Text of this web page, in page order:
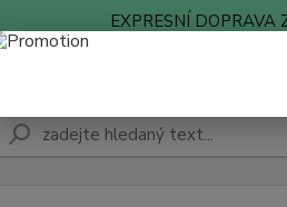
EXPRESNÍ